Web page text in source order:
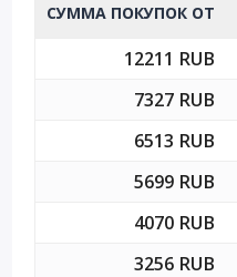
СУММА ПОКУПОК ОТ
12211 RUB
7327 RUB
6513 RUB
5699 RUB
4070 RUB
3256 RUB